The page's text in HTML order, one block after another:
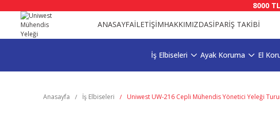
8000
ANASAYFAİLETİŞİMHAKKIMIZDASİPARİŞ TAKİBİ
İş Elbiseleri Ayak Koruma El
Anasayfa İş Elbiseleri Uniwest UW-216 Cepli Mühendis Yönetici Yeleği